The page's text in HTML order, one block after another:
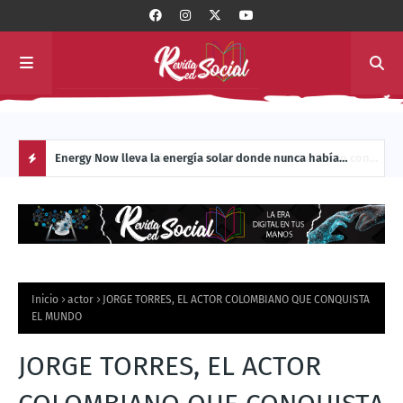
P
S
Energy Now lleva la energía solar donde nunca había
América Latina
Inicio actor
JORGE TORRES, EL ACTOR COLOMBIANO QUE CONQUISTA
EL MUNDO
JORGE TORRES, EL ACTOR